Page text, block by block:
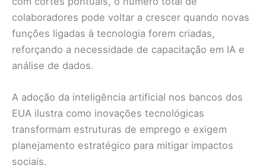
colaboradores pode voltar a crescer quando novas
funções ligadas à tecnologia forem criadas,
reforçando a necessidade de capacitação em IA e
análise de dados.
A adoção da inteligência artificial nos bancos dos
EUA ilustra como inovações tecnológicas
transformam estruturas de emprego e exigem
planejamento estratégico para mitigar impactos
sociais.